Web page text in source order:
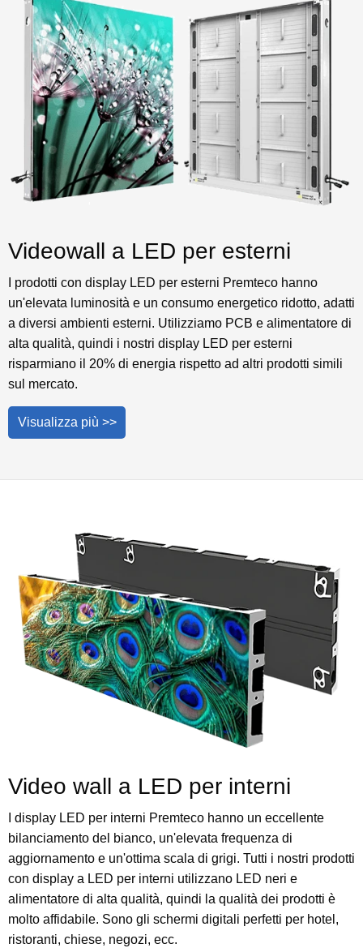
Videowall a LED per esterni
I prodotti con display LED per esterni Premteco hanno
un'elevata luminosità e un consumo energetico ridotto, adatti
a diversi ambienti esterni. Utilizziamo PCB e alimentatore di
alta qualità, quindi i nostri display LED per esterni
risparmiano il 20% di energia rispetto ad altri prodotti simili
sul mercato.
Visualizza più >>
Video wall a LED per interni
I display LED per interni Premteco hanno un eccellente
bilanciamento del bianco, un'elevata frequenza di
aggiornamento e un'ottima scala di grigi. Tutti i nostri prodotti
con display a LED per interni utilizzano LED neri e
alimentatore di alta qualità, quindi la qualità dei prodotti è
molto affidabile. Sono gli schermi digitali perfetti per hotel,
ristoranti, chiese, negozi, ecc.